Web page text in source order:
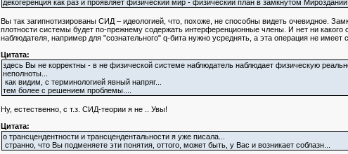
декогеренция как раз и проявляет физический мир - физический план в замкнутом Мироздании
Вы так загипнотизированы СИД – идеологией, что, похоже, не способны видеть очевидное.
плотности системы будет по-прежнему содержать интерференционные члены. И нет ни
наблюдателя, например для "сознательного" q-бита нужно усреднять, а эта операция не имеет
Цитата:
здесь Вы не корректны - в не физической системе наблюдатель наблюдает физическую
неполноты...
как видим, с терминологией явный напряг...
тем более с решением проблемы....
Ну, естественно, с т.з. СИД-теории я не .. Увы!
Цитата:
о трансцендентности и трансцендентальности я уже писала...
странно, что Вы подменяете эти понятия, оттого, может быть, у Вас и возникает соблазн...